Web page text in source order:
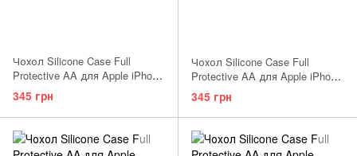
Чохол Silicone Case Full
Protective AA для Apple iPhone
12 / 12 Pro Black
345 грн
Чохол Silicone Case Full
Protective AA для Apple iPhone
12 / 12 Pro Cactus
345 грн